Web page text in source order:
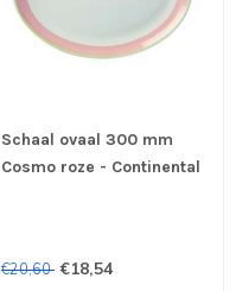
Schaal ovaal 300 mm
Cosmo roze - Continental
€20,60 €18,54